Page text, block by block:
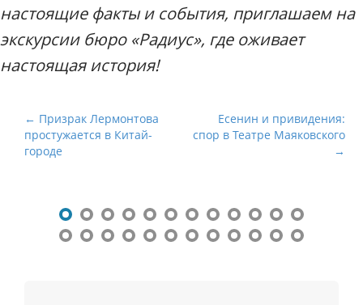
настоящие факты и события, приглашаем на
экскурсии бюро «Радиус», где оживает
настоящая история!
Н
а
в
← Призрак Лермонтова
простужается в Китай-
городе
Есенин и привидения:
спор в Театре Маяковского
→